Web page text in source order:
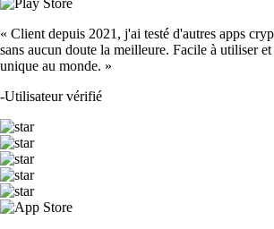
« Client depuis 2021, j'ai testé d'autres apps
sans aucun doute la meilleure. Facile à utiliser
unique au monde. »
-Utilisateur vérifié